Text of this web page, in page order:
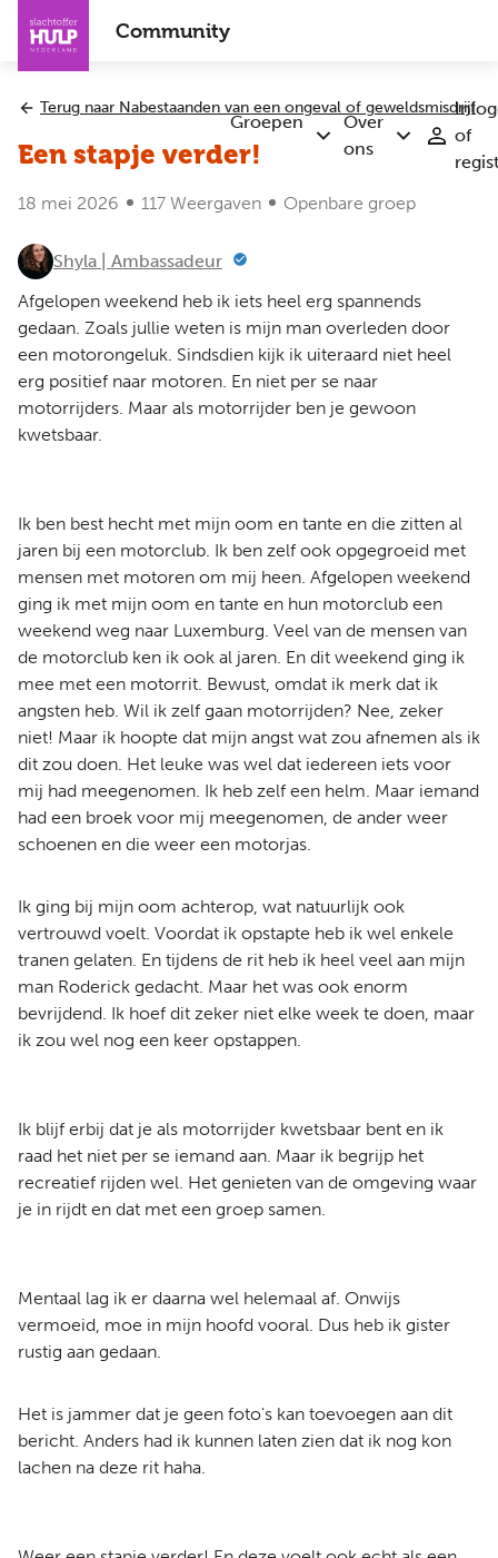
Overslaan
naar
inhoud
gaan
Community
Groepen
Submenu
Over
ons
Submenu
of
Terug naar Nabestaanden van een ongeval of geweldsmisdrijf
Een stapje verder!
18 mei 2026 117 Weergaven Openbare groep
Shyla | Ambassadeur
Afgelopen weekend heb ik iets heel erg spannends
gedaan. Zoals jullie weten is mijn man overleden door
een motorongeluk. Sindsdien kijk ik uiteraard niet heel
erg positief naar motoren. En niet per se naar
motorrijders. Maar als motorrijder ben je gewoon
kwetsbaar.
Ik ben best hecht met mijn oom en tante en die zitten al
jaren bij een motorclub. Ik ben zelf ook opgegroeid met
mensen met motoren om mij heen. Afgelopen weekend
ging ik met mijn oom en tante en hun motorclub een
weekend weg naar Luxemburg. Veel van de mensen van
de motorclub ken ik ook al jaren. En dit weekend ging ik
mee met een motorrit. Bewust, omdat ik merk dat ik
angsten heb. Wil ik zelf gaan motorrijden? Nee, zeker
niet! Maar ik hoopte dat mijn angst wat zou afnemen als ik
dit zou doen. Het leuke was wel dat iedereen iets voor
mij had meegenomen. Ik heb zelf een helm. Maar iemand
had een broek voor mij meegenomen, de ander weer
schoenen en die weer een motorjas.
Ik ging bij mijn oom achterop, wat natuurlijk ook
vertrouwd voelt. Voordat ik opstapte heb ik wel enkele
tranen gelaten. En tijdens de rit heb ik heel veel aan mijn
man Roderick gedacht. Maar het was ook enorm
bevrijdend. Ik hoef dit zeker niet elke week te doen, maar
ik zou wel nog een keer opstappen.
Ik blijf erbij dat je als motorrijder kwetsbaar bent en ik
raad het niet per se iemand aan. Maar ik begrijp het
recreatief rijden wel. Het genieten van de omgeving waar
je in rijdt en dat met een groep samen.
Mentaal lag ik er daarna wel helemaal af. Onwijs
vermoeid, moe in mijn hoofd vooral. Dus heb ik gister
rustig aan gedaan.
Het is jammer dat je geen foto's kan toevoegen aan dit
bericht. Anders had ik kunnen laten zien dat ik nog kon
lachen na deze rit haha.